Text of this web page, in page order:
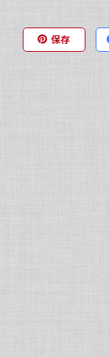
保存